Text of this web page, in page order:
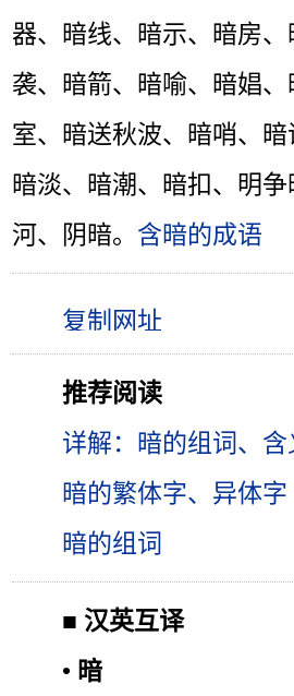
器、暗线、暗示、暗房
袭、暗箭、暗喻、暗娼
室、暗送秋波、暗哨、暗
暗淡、暗潮、暗扣、明
河、阴暗。 含暗的成语
推荐阅读
详解：暗的组词、
暗的繁体字、异体字
暗的组词
■ 汉英互译
• 暗